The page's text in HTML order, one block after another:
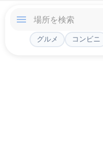
グルメ コンビニ